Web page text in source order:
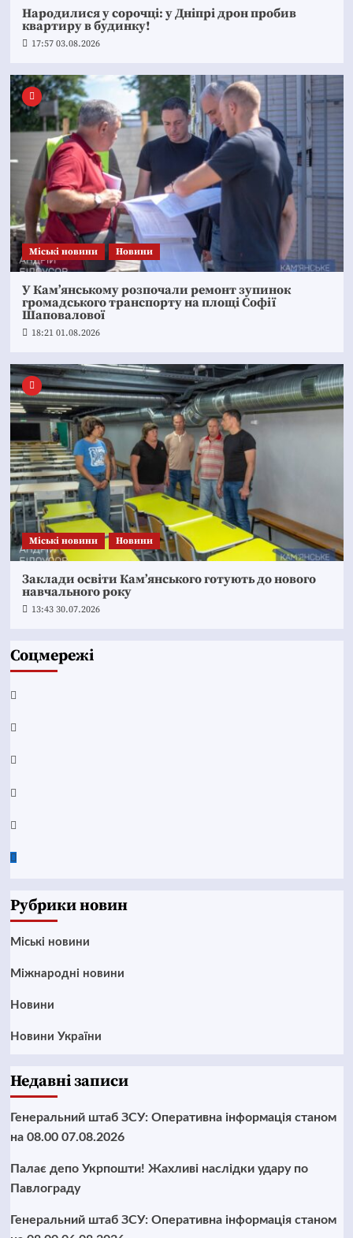
Народилися у сорочці: у Дніпрі дрон пробив
квартиру в будинку!
17:57 03.08.2026
Mіські новини Новини
У Кам’янському розпочали ремонт зупинок
громадського транспорту на площі Софії
Шаповалової
18:21 01.08.2026
Mіські новини Новини
Заклади освіти Кам’янського готують до нового
навчального року
13:43 30.07.2026
Соцмережі
Facebook
YouTube
Telegram
Instagram
Twitter
Google
Рубрики новин
Mіські новини
Міжнародні новини
Новини
Новини України
Недавні записи
Генеральний штаб ЗСУ: Оперативна інформація станом
на 08.00 07.08.2026
Палає депо Укрпошти! Жахливі наслідки удару по
Павлограду
Генеральний штаб ЗСУ: Оперативна інформація станом